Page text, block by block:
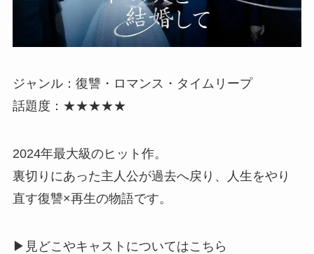
ジャンル：復讐・ロマンス・タイムリープ
話題度：★★★★★
2024年最大級のヒット作。
裏切りにあった主人公が過去へ戻り、人生をやり
直す復讐×再生の物語です。
▶見どこやキャストについてはこちら